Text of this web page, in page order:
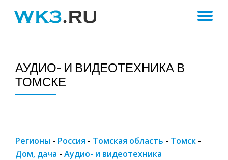
АУДИО- И ВИДЕОТЕХНИКА В
ТОМСКЕ
Регионы - Россия - Томская область - Томск -
Дом, дача - Аудио- и видеотехника